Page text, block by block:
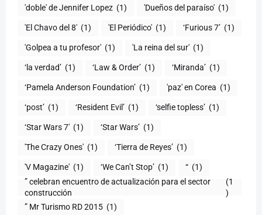
'doble' de Jennifer Lopez (1) 'Dueños del paraíso' (1)
'El Chavo del 8' (1) 'El Periódico' (1) ‘Furious 7’ (1)
'Golpea a tu profesor' (1) 'La reina del sur' (1)
‘la verdad’ (1) ‘Law & Order’ (1) ‘Miranda’ (1)
‘Pamela Anderson Foundation’ (1) 'paz' en Corea (1)
‘post’ (1) ‘Resident Evil’ (1) ‘selfie topless’ (1)
‘Star Wars 7′ (1) ‘Star Wars’ (1)
'The Crazy Ones' (1) ‘Tierra de Reyes’ (1)
'V Magazine' (1) ‘We Can’t Stop’ (1) “ (1)
” celebran encuentro de actualización para el sector
construcción
(1
)
” Mr Turismo RD 2015 (1)